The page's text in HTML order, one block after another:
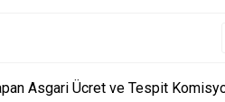
Asgari Ücret ve Tespit